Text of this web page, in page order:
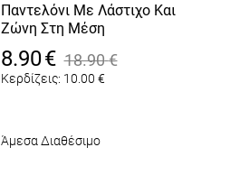
Παντελόνι Με Λάστιχο Και
Ζώνη Στη Μέση
8.90€ 18.90€
Κερδίζεις: 10.00 €
Άμεσα Διαθέσιμο